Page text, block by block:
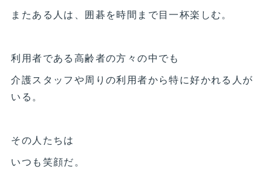
またある人は、囲碁を時間まで目一杯楽しむ。
利用者である高齢者の方々の中でも
介護スタッフや周りの利用者から特に好かれる人が
いる。
その人たちは
いつも笑顔だ。